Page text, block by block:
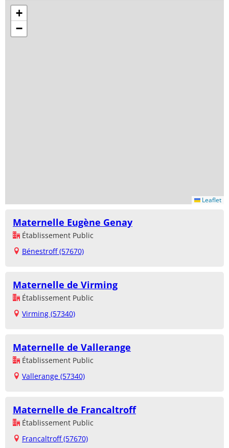
+
−
Leaflet
Maternelle Eugène Genay
Établissement Public
Bénestroff (57670)
Maternelle de Virming
Établissement Public
Virming (57340)
Maternelle de Vallerange
Établissement Public
Vallerange (57340)
Maternelle de Francaltroff
Établissement Public
Francaltroff (57670)